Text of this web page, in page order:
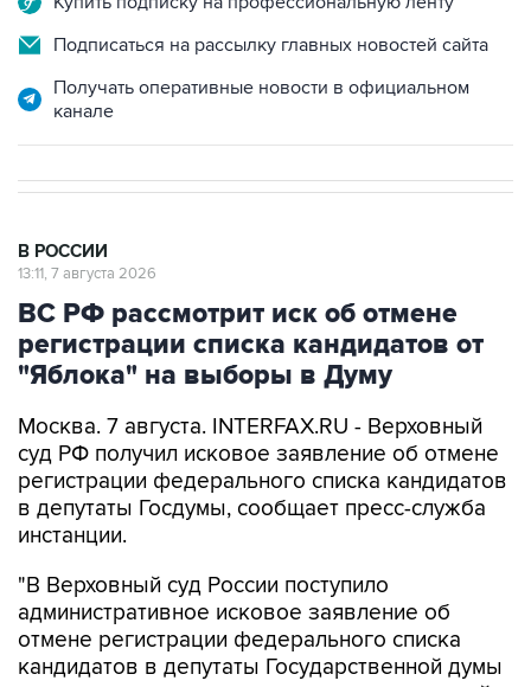
Получать оперативные новости в официальном
ВС РФ рассмотрит иск об отмене
регистрации списка кандидатов от
"Яблока" на выборы в Думу
Москва. 7 августа. INTERFAX.RU - Верховный
регистрации федерального списка кандидатов
в депутаты Госдумы, сообщает пресс-служба
инстанции.
"В Верховный суд России поступило
отмене регистрации федерального списка
кандидатов в депутаты Государственной думы
девятого созыва, выдвинутого политической
партией "Яблоко"", - заявили в суде.